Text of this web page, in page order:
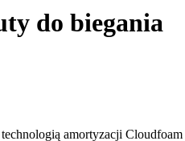
do biegania
amortyzacji Cloudfoam